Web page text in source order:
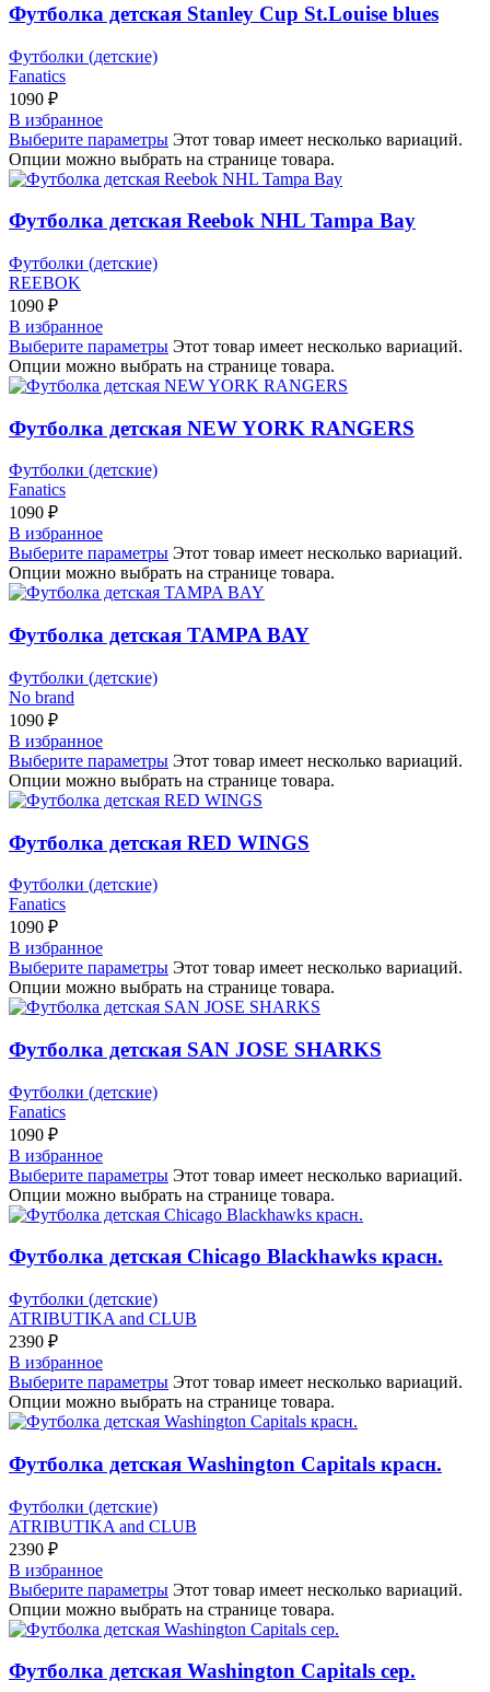
Футболка детская Stanley Cup St.Louise blues
Футболки (детские)
Fanatics
1090 ₽
В избранное
Выберите параметры Этот товар имеет несколько вариаций.
Опции можно выбрать на странице товара.
Футболка детская Reebok NHL Tampa Bay
Футболки (детские)
REEBOK
1090 ₽
В избранное
Выберите параметры Этот товар имеет несколько вариаций.
Опции можно выбрать на странице товара.
Футболка детская NEW YORK RANGERS
Футболки (детские)
Fanatics
1090 ₽
В избранное
Выберите параметры Этот товар имеет несколько вариаций.
Опции можно выбрать на странице товара.
Футболка детская TAMPA BAY
Футболки (детские)
No brand
1090 ₽
В избранное
Выберите параметры Этот товар имеет несколько вариаций.
Опции можно выбрать на странице товара.
Футболка детская RED WINGS
Футболки (детские)
Fanatics
1090 ₽
В избранное
Выберите параметры Этот товар имеет несколько вариаций.
Опции можно выбрать на странице товара.
Футболка детская SAN JOSE SHARKS
Футболки (детские)
Fanatics
1090 ₽
В избранное
Выберите параметры Этот товар имеет несколько вариаций.
Опции можно выбрать на странице товара.
Футболка детская Chicago Blackhawks красн.
Футболки (детские)
ATRIBUTIKA and CLUB
2390 ₽
В избранное
Выберите параметры Этот товар имеет несколько вариаций.
Опции можно выбрать на странице товара.
Футболка детская Washington Capitals красн.
Футболки (детские)
ATRIBUTIKA and CLUB
2390 ₽
В избранное
Выберите параметры Этот товар имеет несколько вариаций.
Опции можно выбрать на странице товара.
Футболка детская Washington Capitals сер.